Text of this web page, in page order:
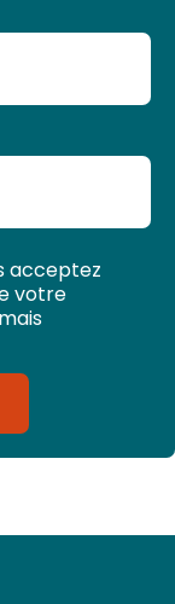
acceptez
votre